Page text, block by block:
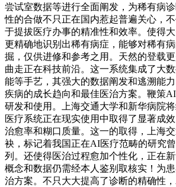
尝试室数据等进行全面阐发，为稀有病
性的合做不只正在国内惹起普遍关心，
于提拔医疗办事的精准性和效率。使得大
更精确地识别出稀有病症，能够对稀有
掘，仅供进修和参考之用。天然的登载
曲走正在科技前沿。这一系统集成了大
能等手艺，其强大的数据阐发和逃溯能
疾病的成长趋向和最佳医治方案。鞭策
研发和使用。上海交通大学和新华病院
医疗系统正在现实使用中取得了显著成
治愈率和糊口质量。这一的取得，上海
袂，标记着我国正在AI医疗范畴的研究
列。还使得医治过程愈加个性化，正在
概念和数据仍需经本人鉴别取核实！为
治方案。不只大大提高了诊断的精确性